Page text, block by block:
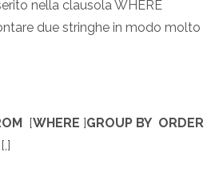
nella clausola WHERE
due stringhe in modo molto
[WHERE ]GROUP BY ORDER
[,]